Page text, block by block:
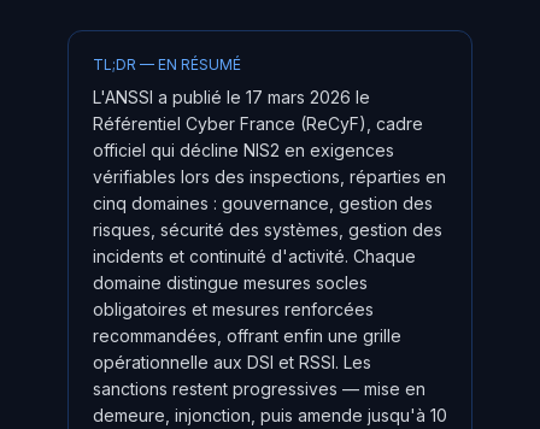
TL;DR — EN RÉSUMÉ
L'ANSSI a publié le 17 mars 2026 le
Référentiel Cyber France (ReCyF), cadre
officiel qui décline NIS2 en exigences
vérifiables lors des inspections, réparties en
cinq domaines : gouvernance, gestion des
risques, sécurité des systèmes, gestion des
incidents et continuité d'activité. Chaque
domaine distingue mesures socles
obligatoires et mesures renforcées
recommandées, offrant enfin une grille
opérationnelle aux DSI et RSSI. Les
sanctions restent progressives — mise en
demeure, injonction, puis amende jusqu'à 10